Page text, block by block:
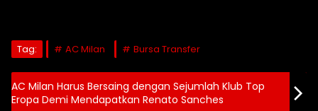
Tag: AC Milan Bursa Transfer
AC Milan Harus Bersaing dengan Sejumlah Klub Top
Eropa Demi Mendapatkan Renato Sanches